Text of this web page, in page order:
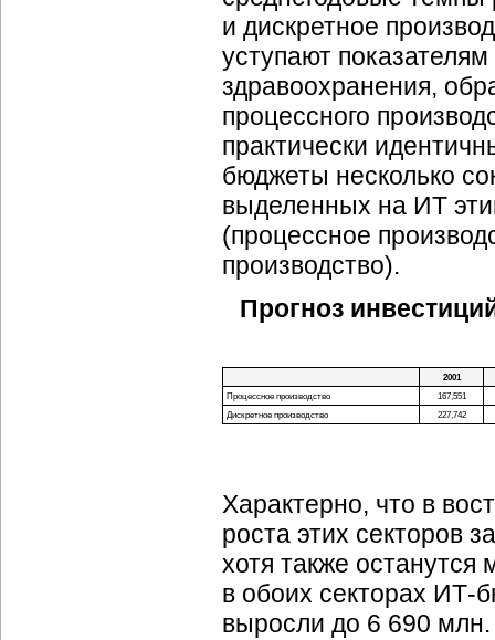
и дискретное
уступают
здравоохранения,
процессного
практически
бюджеты несколько
выделенных на ИТ
(процессное
производство).
Прогноз
2001
Процессное производство
167,551
Дискретное производство
227,742
Характерно, что в
роста этих секторов
хотя также
в обоих секторах ИТ-
выросли до 6 690